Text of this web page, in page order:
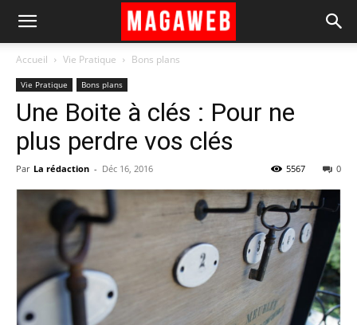
Accueil Vie Pratique Bons plans
Vie Pratique Bons plans
Une Boite à clés : Pour ne
plus perdre vos clés
Par La rédaction - Déc 16, 2016 0
5567